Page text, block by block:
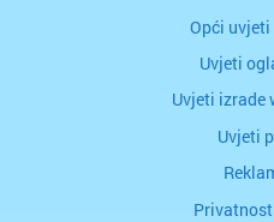
Opći
Uvjeti
Uvjeti izrade
Uvjeti